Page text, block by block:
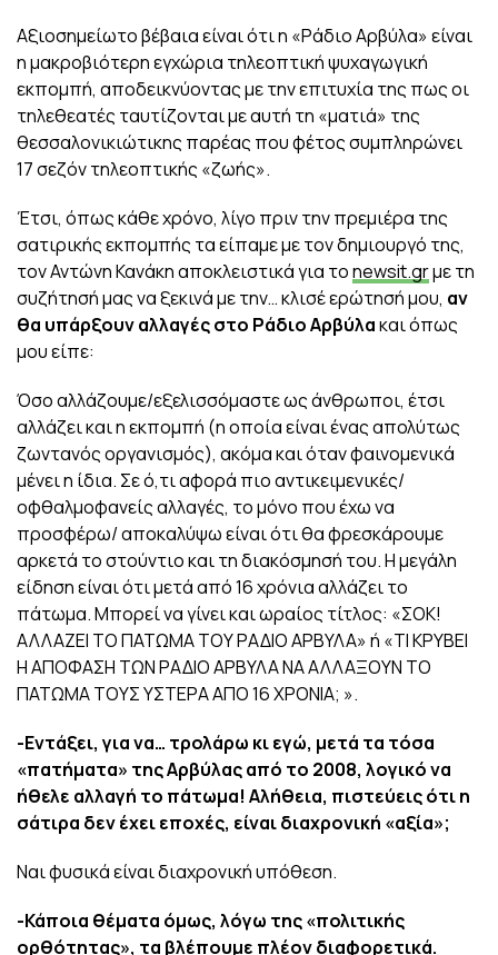
Αξιοσημείωτο βέβαια είναι ότι η «Ράδιο Αρβύλα» είναι
η μακροβιότερη εγχώρια τηλεοπτική ψυχαγωγική
εκπομπή, αποδεικνύοντας με την επιτυχία της πως οι
τηλεθεατές ταυτίζονται με αυτή τη «ματιά» της
θεσσαλονικιώτικης παρέας που φέτος συμπληρώνει
17 σεζόν τηλεοπτικής «ζωής».
Έτσι, όπως κάθε χρόνο, λίγο πριν την πρεμιέρα της
σατιρικής εκπομπής τα είπαμε με τον δημιουργό της,
τον Αντώνη Κανάκη αποκλειστικά για τοnewsit.grμε τη
συζήτησή μας να ξεκινά με την… κλισέ ερώτησή μου, αν
θα υπάρξουν αλλαγές στο Ράδιο Αρβύλακαι όπως
μου είπε:
Όσο αλλάζουμε/εξελισσόμαστε ως άνθρωποι, έτσι
αλλάζει και η εκπομπή (η οποία είναι ένας απολύτως
ζωντανός οργανισμός), ακόμα και όταν φαινομενικά
μένει η ίδια. Σε ό,τι αφορά πιο αντικειμενικές/
οφθαλμοφανείς αλλαγές, το μόνο που έχω να
προσφέρω/ αποκαλύψω είναι ότι θα φρεσκάρουμε
αρκετά το στούντιο και τη διακόσμησή του. Η μεγάλη
είδηση είναι ότι μετά από 16 χρόνια αλλάζει το
πάτωμα. Μπορεί να γίνει και ωραίος τίτλος: «ΣΟΚ!
ΑΛΛΑΖΕΙ ΤΟ ΠΑΤΩΜΑ ΤΟΥ ΡΑΔΙΟ ΑΡΒΥΛΑ» ή «ΤΙ ΚΡΥΒΕΙ
Η ΑΠΟΦΑΣΗ ΤΩΝ ΡΑΔΙΟ ΑΡΒΥΛΑ ΝΑ ΑΛΛΑΞΟΥΝ ΤΟ
ΠΑΤΩΜΑ ΤΟΥΣ ΥΣΤΕΡΑ ΑΠΟ 16 ΧΡΟΝΙΑ; ».
-Εντάξει, για να… τρολάρω κι εγώ, μετά τα τόσα
«πατήματα» της Αρβύλας από το 2008, λογικό να
ήθελε αλλαγή το πάτωμα! Αλήθεια, πιστεύεις ότι η
σάτιρα δεν έχει εποχές, είναι διαχρονική «αξία»;
Ναι φυσικά είναι διαχρονική υπόθεση.
-Κάποια θέματα όμως, λόγω της «πολιτικής
ορθότητας», τα βλέπουμε πλέον διαφορετικά.